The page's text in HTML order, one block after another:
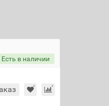
Есть в наличии